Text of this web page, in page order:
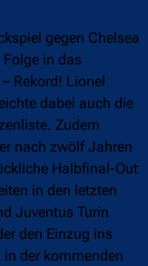
gegen Chelsea
in das
Rekord! Lionel
dabei auch die
Zudem
nach zwölf Jahren
Halbfinal-Out
in den letzten
Juventus Turin
den Einzug ins
der kommenden